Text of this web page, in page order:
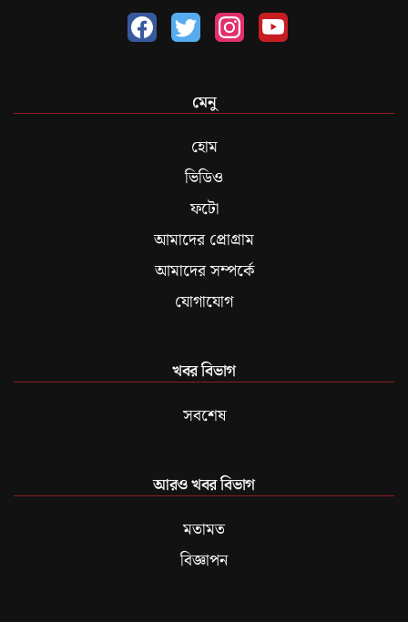
মেনু
হোম
ভিডিও
ফটো
আমাদের প্রোগ্রাম
আমাদের সম্পর্কে
যোগাযোগ
খবর বিভাগ
সবশেষ
আরও খবর বিভাগ
মতামত
বিজ্ঞাপন